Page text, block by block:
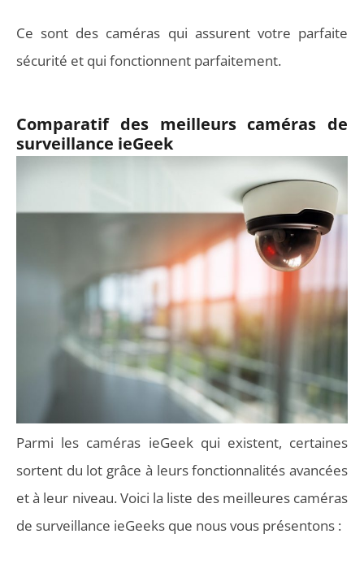
Ce sont des caméras qui assurent votre parfaite
sécurité et qui fonctionnent parfaitement.
Comparatif des meilleurs caméras de
surveillance ieGeek
Parmi les caméras ieGeek qui existent, certaines
sortent du lot grâce à leurs fonctionnalités avancées
et à leur niveau. Voici la liste des meilleures caméras
de surveillance ieGeeks que nous vous présentons :